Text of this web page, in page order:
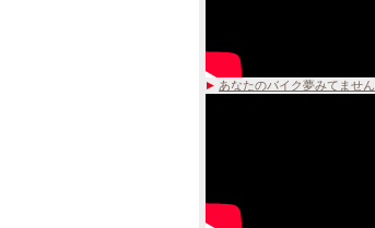
あなたのバイク夢みてません